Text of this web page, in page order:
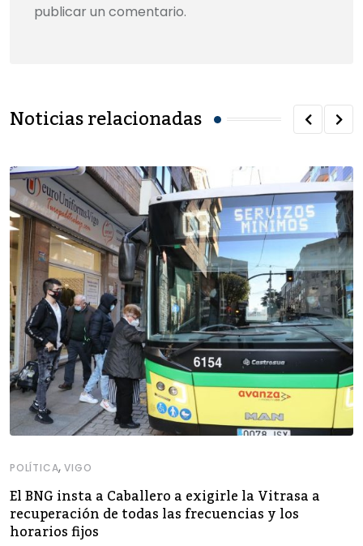
publicar un comentario.
Noticias relacionadas
POLÍTICA,VIGO
El BNG insta a Caballero a exigirle la Vitrasa a
recuperación de todas las frecuencias y los
horarios fijos